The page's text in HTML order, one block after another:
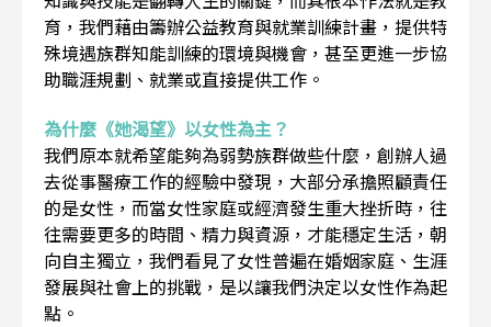
育，我們藉由籌辦公益教育與就業訓練計畫，提供特
殊境遇族群知能訓練的環境與機會，甚至更進一步協
助職涯規劃、就業或直接提供工作。
為什麼《她渴望》以女性為主？
我們原本就希望能夠為弱勢族群做些什麼，創辦人過
去從事醫療工作的經驗中發現，大部分承擔照顧責任
的是女性，而當女性家庭或經濟發生重大挫折時，往
往需要更多的時間、精力與資源，才能穩定生活，朝
向自主獨立，我們看見了女性普遍在婚姻家庭、生涯
發展與社會上的挑戰，是以讓我們決定以女性作為起
點。